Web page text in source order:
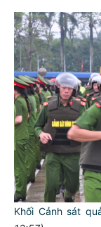
Khối Cảnh sát